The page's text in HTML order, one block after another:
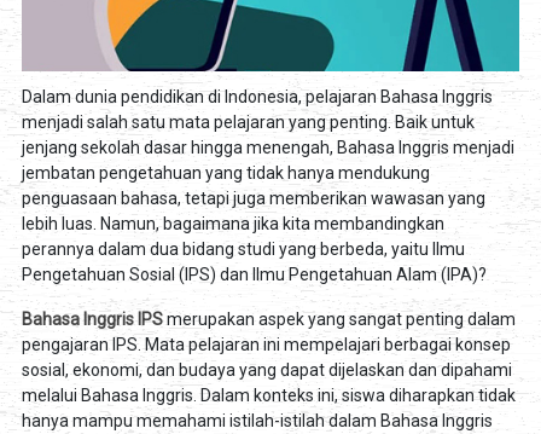
Dalam dunia pendidikan di Indonesia, pelajaran Bahasa Inggris
menjadi salah satu mata pelajaran yang penting. Baik untuk
jenjang sekolah dasar hingga menengah, Bahasa Inggris menjadi
jembatan pengetahuan yang tidak hanya mendukung
penguasaan bahasa, tetapi juga memberikan wawasan yang
lebih luas. Namun, bagaimana jika kita membandingkan
perannya dalam dua bidang studi yang berbeda, yaitu Ilmu
Pengetahuan Sosial (IPS) dan Ilmu Pengetahuan Alam (IPA)?
Bahasa Inggris IPSmerupakan aspek yang sangat penting dalam
pengajaran IPS. Mata pelajaran ini mempelajari berbagai konsep
sosial, ekonomi, dan budaya yang dapat dijelaskan dan dipahami
melalui Bahasa Inggris. Dalam konteks ini, siswa diharapkan tidak
hanya mampu memahami istilah-istilah dalam Bahasa Inggris